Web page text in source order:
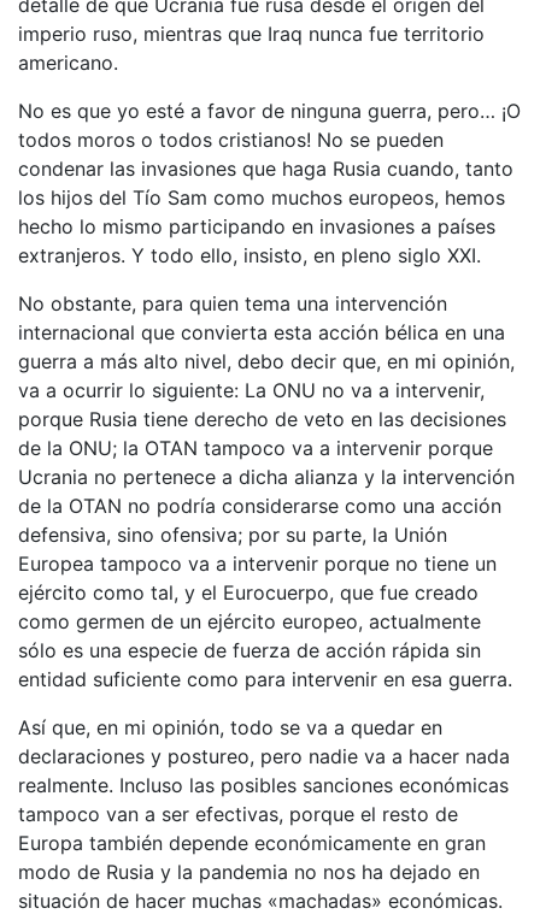
imperio ruso, mientras que Iraq nunca fue territorio
americano.
No es que yo esté a favor de ninguna guerra, pero… ¡O
todos moros o todos cristianos! No se pueden
condenar las invasiones que haga Rusia cuando, tanto
los hijos del Tío Sam como muchos europeos, hemos
hecho lo mismo participando en invasiones a países
extranjeros. Y todo ello, insisto, en pleno siglo XXI.
No obstante, para quien tema una intervención
internacional que convierta esta acción bélica en una
guerra a más alto nivel, debo decir que, en mi opinión,
va a ocurrir lo siguiente: La ONU no va a intervenir,
porque Rusia tiene derecho de veto en las decisiones
de la ONU; la OTAN tampoco va a intervenir porque
Ucrania no pertenece a dicha alianza y la intervención
de la OTAN no podría considerarse como una acción
defensiva, sino ofensiva; por su parte, la Unión
Europea tampoco va a intervenir porque no tiene un
ejército como tal, y el Eurocuerpo, que fue creado
como germen de un ejército europeo, actualmente
sólo es una especie de fuerza de acción rápida sin
entidad suficiente como para intervenir en esa guerra.
Así que, en mi opinión, todo se va a quedar en
declaraciones y postureo, pero nadie va a hacer nada
realmente. Incluso las posibles sanciones económicas
tampoco van a ser efectivas, porque el resto de
Europa también depende económicamente en gran
modo de Rusia y la pandemia no nos ha dejado en
situación de hacer muchas «machadas» económicas.